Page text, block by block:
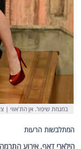
במגמת שיפור. אן הת'אווי |
המתלבשות הרעות
הילארי דאף, אירוע התרמה